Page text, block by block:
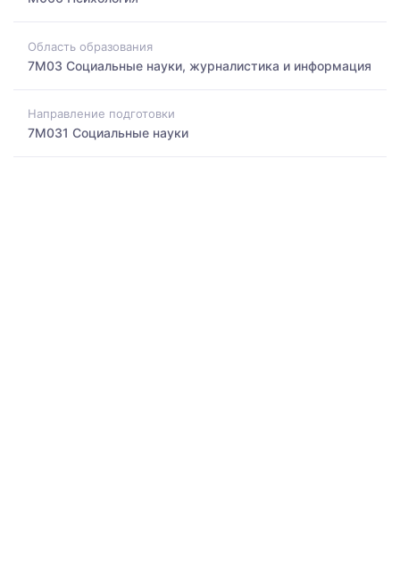
Область образования
7M03 Социальные науки, журналистика и информация
Направление подготовки
7M031 Социальные науки